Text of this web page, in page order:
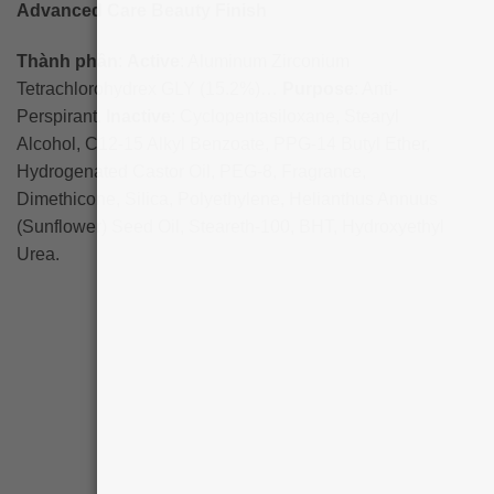
Advanced Care Beauty Finish
Thành phần
Tetrachlorohydrex GLY (15.2%)…
Perspirant.
Alcohol, C12-15 Alkyl Benzoate, PPG-14 Butyl Ether,
Hydrogenated Castor Oil, PEG-8, Fragrance,
Dimethicone, Silica, Polyethylene, Helianthus Annuus
(Sunflower) Seed Oil, Steareth-100, BHT, Hydroxyethyl
Urea.